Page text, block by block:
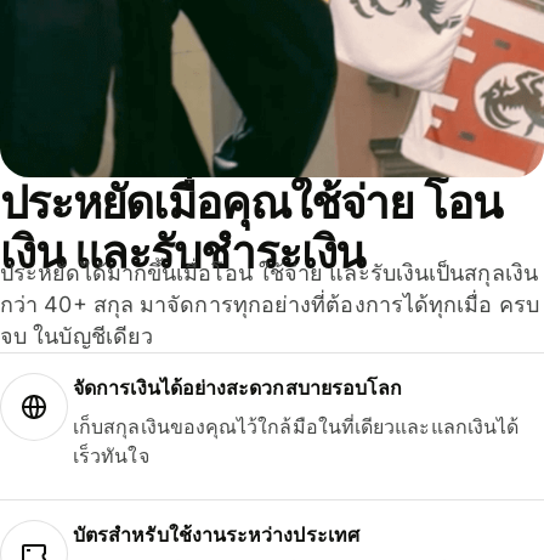
ประหยัดเมื่อคุณใช้จ่าย โอน
เงิน และรับชำระเงิน
ประหยัดได้มากขึ้นเมื่อโอน ใช้จ่าย และรับเงินเป็นสกุลเงิน
กว่า 40+ สกุล มาจัดการทุกอย่างที่ต้องการได้ทุกเมื่อ ครบ
จบ ในบัญชีเดียว
จัดการเงินได้อย่างสะดวกสบายรอบโลก
เก็บสกุลเงินของคุณไว้ใกล้มือในที่เดียวและแลกเงินได้
เร็วทันใจ
บัตรสำหรับใช้งานระหว่างประเทศ